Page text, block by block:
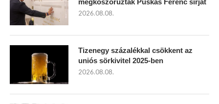
2026.08.08.
Tizenegy százalékkal csökkent az
uniós sörkivitel 2025-ben
2026.08.08.